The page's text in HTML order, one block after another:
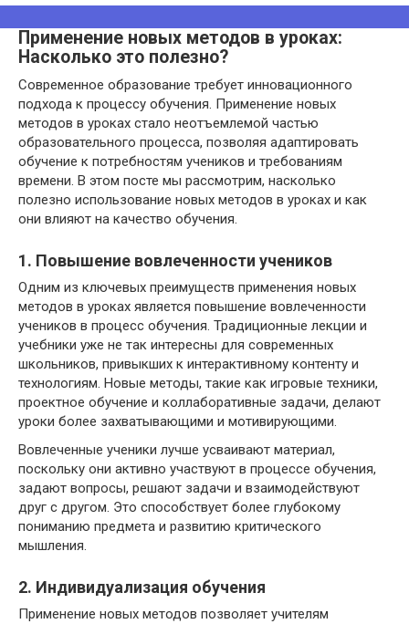
Применение новых методов в уроках:
Насколько это полезно?
Современное образование требует инновационного
подхода к процессу обучения. Применение новых
методов в уроках стало неотъемлемой частью
образовательного процесса, позволяя адаптировать
обучение к потребностям учеников и требованиям
времени. В этом посте мы рассмотрим, насколько
полезно использование новых методов в уроках и как
они влияют на качество обучения.
1. Повышение вовлеченности учеников
Одним из ключевых преимуществ применения новых
методов в уроках является повышение вовлеченности
учеников в процесс обучения. Традиционные лекции и
учебники уже не так интересны для современных
школьников, привыкших к интерактивному контенту и
технологиям. Новые методы, такие как игровые техники,
проектное обучение и коллаборативные задачи, делают
уроки более захватывающими и мотивирующими.
Вовлеченные ученики лучше усваивают материал,
поскольку они активно участвуют в процессе обучения,
задают вопросы, решают задачи и взаимодействуют
друг с другом. Это способствует более глубокому
пониманию предмета и развитию критического
мышления.
2. Индивидуализация обучения
Применение новых методов позволяет учителям